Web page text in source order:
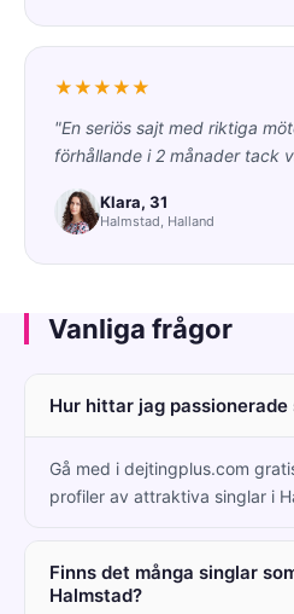
★★★★★
"En seriös sajt med riktiga
förhållande i 2 månader tack
Klara, 31
Halmstad, Halland
Vanliga frågor
Hur hittar jag
Gå med i dejtingplus.com
profiler av attraktiva singlar i
Finns det många singlar
Halmstad?